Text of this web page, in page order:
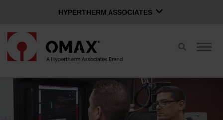
HYPERTHERM ASSOCIATES
Hypertherm海宝等离子
软件组
切
索
切
航
中文 (简体)
登录页面 联系经销商